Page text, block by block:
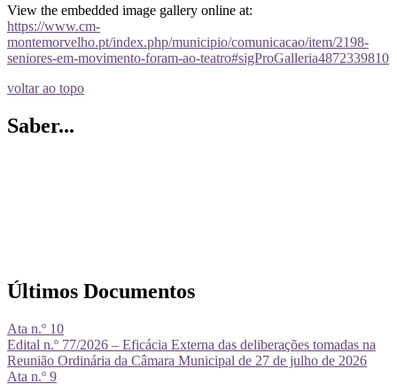
View the embedded image gallery online at:
https://www.cm-
montemorvelho.pt/index.php/municipio/comunicacao/item/2198-
seniores-em-movimento-foram-ao-teatro#sigProGalleria4872339810
voltar ao topo
Saber...
Últimos Documentos
Ata n.º 10
Edital n.º 77/2026 – Eficácia Externa das deliberações tomadas na
Reunião Ordinária da Câmara Municipal de 27 de julho de 2026
Ata n.º 9